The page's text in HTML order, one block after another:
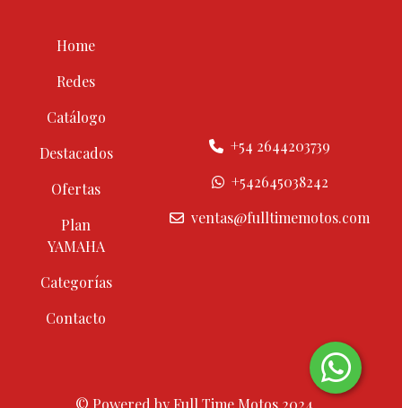
Home
Redes
Catálogo
Destacados
Ofertas
Plan
YAMAHA
Categorías
Contacto
+54 2644203739
+542645038242
ventas@fulltimemotos.com
© Powered by Full Time Motos 2024